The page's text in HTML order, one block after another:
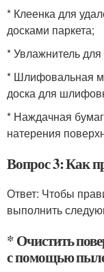
* Клеенка для
досками паркета;
* Увлажнитель
* Шлифовальная
доска для
* Наждачная
натерения
Вопрос 3: Как
Ответ: Чтобы
выполнить
* Очистить
с помощью